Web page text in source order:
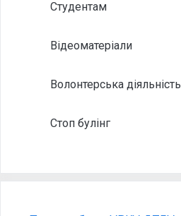
Студентам
Відеоматеріали
Волонтерська діяльність
Стоп булінг